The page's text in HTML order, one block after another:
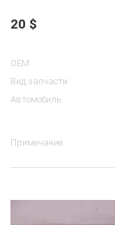
20 $
OEM
Вид запчасти
Автомобиль
Примечание